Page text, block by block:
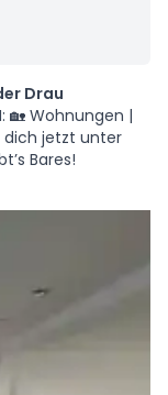
Drau
🏡 Wohnungen |
dich jetzt unter
Bares!